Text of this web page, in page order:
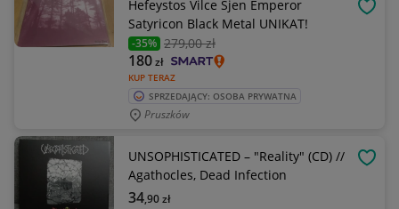
Hefeystos Vilce Sjen Emperor
Satyricon Black Metal UNIKAT!
-35% 279,00 zł
KUP TERAZ
180zł
SPRZEDAJĄCY: OSOBA PRYWATNA
Pruszków
UNSOPHISTICATED – "Reality" (CD) //
Agathocles, Dead Infection
34,90zł